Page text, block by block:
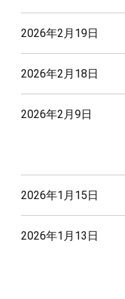
2026年2月19日
2026年2月18日
2026年2月9日
2026年1月15日
2026年1月13日